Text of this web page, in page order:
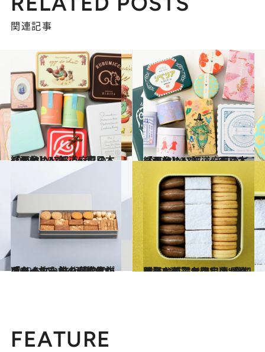
関連記事
2022.3.10
【画像】47都道府県の「かわいい缶」～東日本総まとめ～
グルメ 2022.3.19
【画像】47都道府県の「かわいい缶」～西日本総まとめ～
グルメ
2022.10.7
スイーツなかのが惚れ抜いた おいしさ桁違いの「クッキー缶」5選 クッキー一枚一枚の完成度が凄い！
グルメ 2022.12.7
贈りもの賢者御用達【洋菓子5選】“おいしい”を知る賢人が選ぶ決定版 愛すべきお菓子を召し上がれ
グルメ
FEATURE